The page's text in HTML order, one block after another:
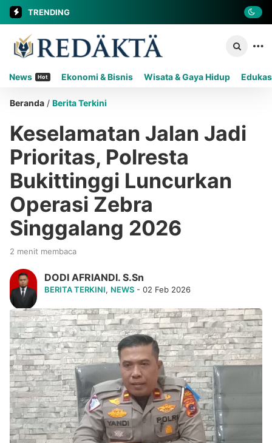
TRENDING
News Hot Ekonomi & Bisnis Wisata & Gaya Hidup
Beranda / Berita Terkini
Keselamatan Jalan Jadi
Prioritas, Polresta
Bukittinggi Luncurkan
Operasi Zebra
Singgalang 2026
2 menit membaca
DODI AFRIANDI. S.Sn
BERITA TERKINI, NEWS - 02 Feb 2026